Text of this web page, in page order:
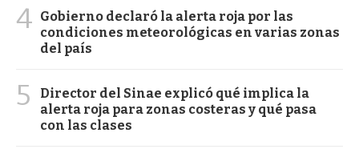
4 Gobierno declaró la alerta roja por las
condiciones meteorológicas en varias zonas
del país
5
Director del Sinae explicó qué implica la
alerta roja para zonas costeras y qué pasa
con las clases